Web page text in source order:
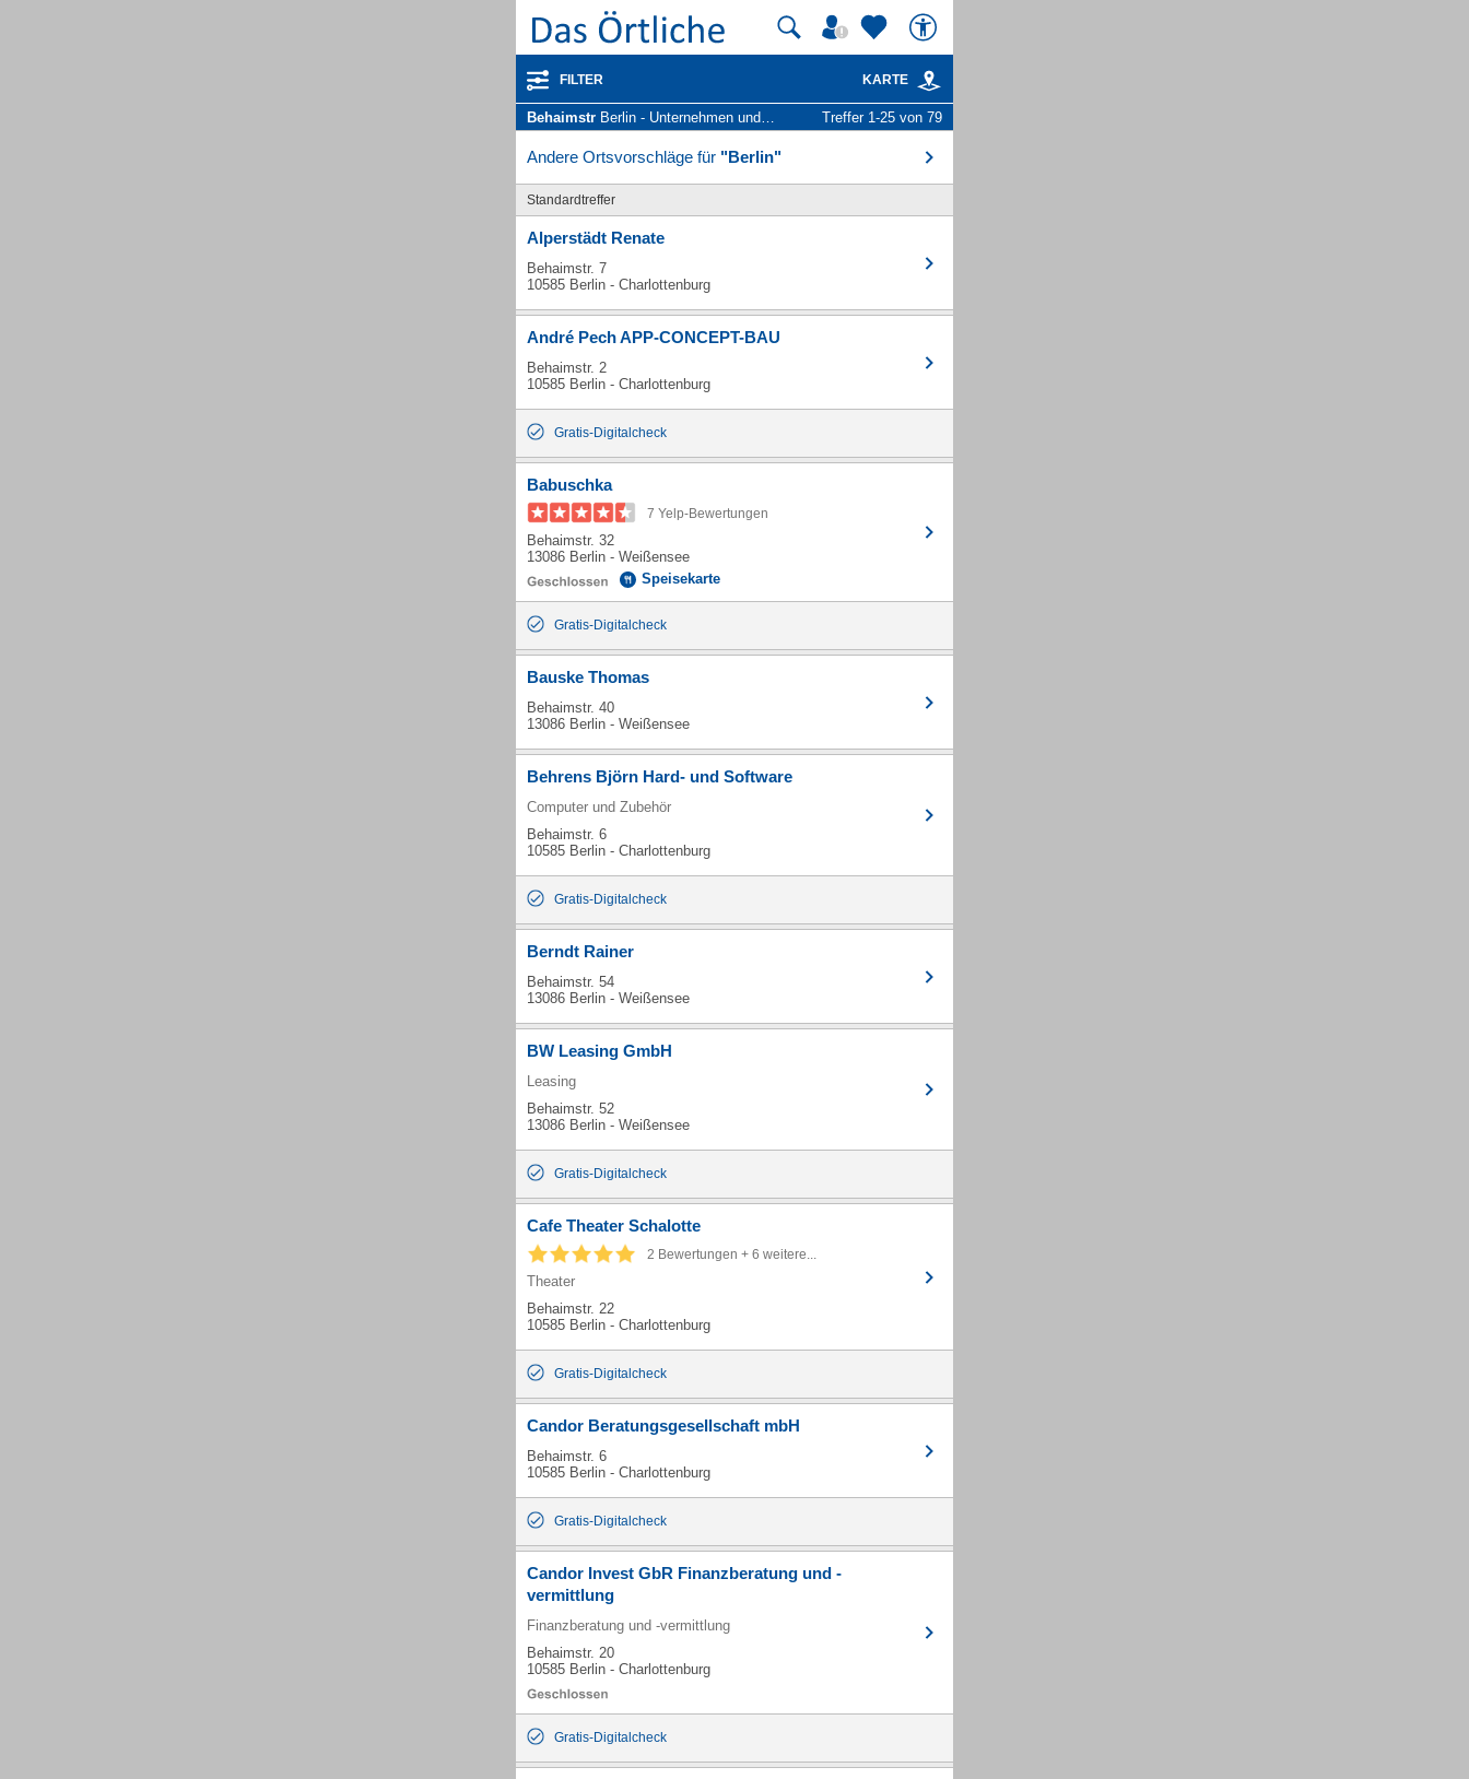
FILTER KARTE
Behaimstr Berlin - Unternehmen und Personen Treffer 1-25 von 79
Andere Ortsvorschläge für "Berlin"
Standardtreffer
Alperstädt Renate
Behaimstr. 7
10585 Berlin - Charlottenburg
André Pech APP-CONCEPT-BAU
Behaimstr. 2
10585 Berlin - Charlottenburg
Gratis-Digitalcheck
Babuschka
7 Yelp-Bewertungen
Behaimstr. 32
13086 Berlin - Weißensee
Speisekarte
Gratis-Digitalcheck
Bauske Thomas
Behaimstr. 40
13086 Berlin - Weißensee
Behrens Björn Hard- und Software
Computer und Zubehör
Behaimstr. 6
10585 Berlin - Charlottenburg
Gratis-Digitalcheck
Berndt Rainer
Behaimstr. 54
13086 Berlin - Weißensee
BW Leasing GmbH
Leasing
Behaimstr. 52
13086 Berlin - Weißensee
Gratis-Digitalcheck
Cafe Theater Schalotte
2 Bewertungen + 6 weitere...
Theater
Behaimstr. 22
10585 Berlin - Charlottenburg
Gratis-Digitalcheck
Candor Beratungsgesellschaft mbH
Behaimstr. 6
10585 Berlin - Charlottenburg
Gratis-Digitalcheck
Candor Invest GbR Finanzberatung und -
vermittlung
Finanzberatung und -vermittlung
Behaimstr. 20
10585 Berlin - Charlottenburg
Gratis-Digitalcheck